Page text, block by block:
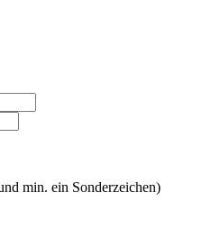
min. ein Sonderzeichen)